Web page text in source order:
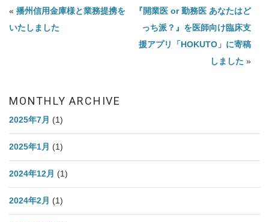
« 播州信用金庫様と業務提携を
いたしました
『開業医 or 勤務医 あなたはど
っち派？』を医師向け臨床支
援アプリ「HOKUTO」に寄稿
しました »
MONTHLY ARCHIVE
2025年7月 (1)
2025年1月 (1)
2024年12月 (1)
2024年2月 (1)